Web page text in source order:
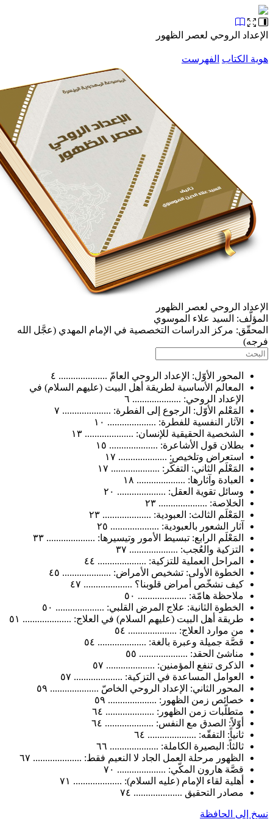
الروحي لعصر الظهور
الفهرست
الروحي لعصر الظهور
السيد علاء الموسوي
مركز الدراسات التخصصية في الإمام المهدي (عجَّل الله
المحور الأوّل: الإعداد الروحي العامّ .................... ٤
المعالم الأساسية لطريقة أهل البيت (عليهم السلام) في
الإعداد الروحي: .................... ٦
المَعْلم الأوّل: الرجوع إلى الفطرة: .................... ٧
الآثار النفسية للفطرة: .................... ١٠
الشخصية الحقيقية للإنسان: .................... ١٣
بطلان قول الأشاعرة: .................... ١٥
استعراض وتلخيص: .................... ١٧
المَعْلَم الثاني: التفكّر: .................... ١٧
العبادة وآثارها: .................... ١٨
وسائل تقوية العقل: .................... ٢٠
الخلاصة: .................... ٢٣
المَعْلَم الثالث: العبودية: .................... ٢٣
آثار الشعور بالعبودية: .................... ٢٥
المَعْلَم الرابع: تبسيط الأمور وتيسيرها: .................... ٣٣
التزكية والعُجب: .................... ٣٧
المراحل العملية للتزكية: .................... ٤٤
الخطوة الأولى: تشخيص الأمراض: .................... ٤٥
كيف نشخّص أمراض قلوبنا؟ .................... ٤٧
ملاحظة هامّة: .................... ٥٠
الخطوة الثانية: علاج المرض القلبي: .................... ٥٠
طريقة أهل البيت (عليهم السلام) في العلاج: .................... ٥١
من موارد العلاج: .................... ٥٤
قصَّة جميلة وعبرة بالغة: .................... ٥٤
مناشئ الحقد: .................... ٥٥
الذكرى تنفع المؤمنين: .................... ٥٧
العوامل المساعدة في التزكية: .................... ٥٧
المحور الثاني: الإعداد الروحي الخاصّ .................... ٥٩
خصائص زمن الظهور: .................... ٥٩
متطلّبات زمن الظهور: .................... ٦٤
أوّلاً: الصدق مع النفس: .................... ٦٤
ثانياً: التفقّه: .................... ٦٤
ثالثاً: البصيرة الكاملة: .................... ٦٦
الظهور مرحلة العمل الجاد لا النعيم فقط: .................... ٦٧
قصَّة هارون المكّي: .................... ٧٠
أهلية لقاء الإمام (عليه السلام): .................... ٧١
مصادر التحقيق .................... ٧٤
الحافظة